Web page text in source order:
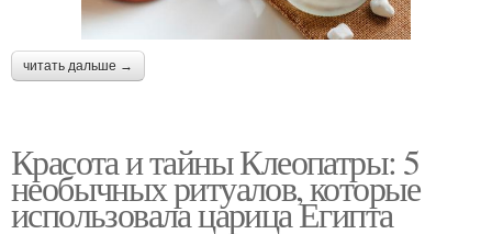
читать дальше →
Красота и тайны Клеопатры: 5
необычных ритуалов, которые
использовала царица Египта